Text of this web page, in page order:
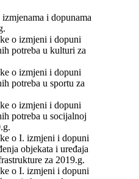
i dopunama
o izmjeni i dopuni
potreba u kulturi za
o izmjeni i dopuni
potreba u sportu za
o izmjeni i dopuni
potreba u socijalnoj
o I. izmjeni i dopuni
objekata i uređaja
za 2019.g.
o I. izmjeni i dopuni